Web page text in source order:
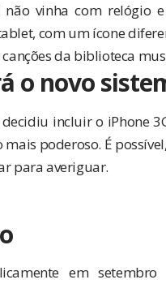
vinha com relógio
com um ícone
da biblioteca
o novo
incluir o iPhone
poderoso. É
para averiguar.
em